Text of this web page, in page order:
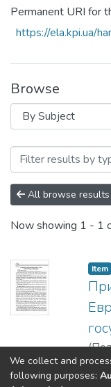
Permanent URI for
https://ela.kpi.ua/
Browse
Browsing
All browse results
Now showing 1 - 1
Item
(
We collect and
following purposes: